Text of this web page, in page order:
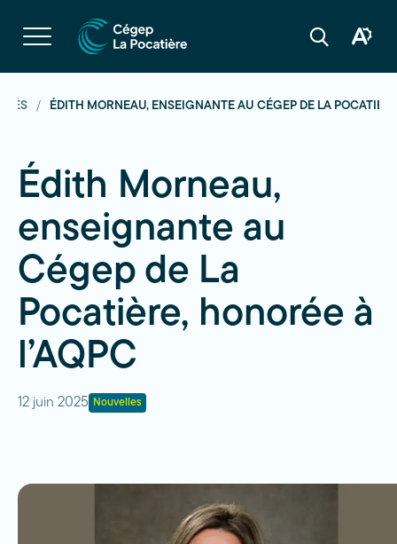
Ouvrir
la
navigation
Ouvrir
Ouvrir
outils
ÉDITH MORNEAU, ENSEIGNANTE AU CÉGEP DE LA
Édith Morneau,
enseignante au
Cégep de La
Pocatière, honorée à
l’AQPC
12 juin 2025 Nouvelles